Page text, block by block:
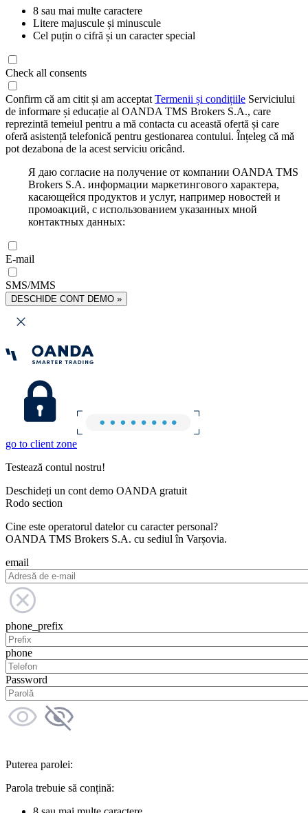
8 sau mai multe caractere
Litere majuscule și minuscule
Cel puțin o cifră și un caracter special
Check all consents
Confirm că am citit și am acceptat Termenii și condițiile Serviciului
de informare și educație al OANDA TMS Brokers S.A., care
reprezintă temeiul pentru a mă contacta cu această ofertă și care
oferă asistență telefonică pentru gestionarea contului. Înțeleg că mă
pot dezabona de la acest serviciu oricând.
Я даю согласие на получение от компании OANDA TMS
Brokers S.A. информации маркетингового характера,
касающейся продуктов и услуг, например новостей и
промоакций, с использованием указанных мной
контактных данных:
E-mail
SMS/MMS
DESCHIDE CONT DEMO »
go to client zone
Testează contul nostru!
Deschideți un cont demo OANDA gratuit
Rodo section
Cine este operatorul datelor cu caracter personal?
OANDA TMS Brokers S.A. cu sediul în Varșovia.
email
phone_prefix
phone
Password
Puterea parolei:
Parola trebuie să conțină: